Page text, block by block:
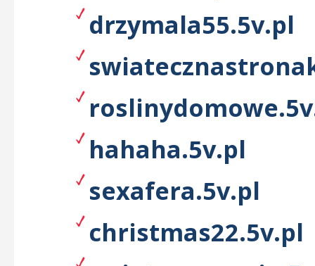
drzymala55.5v.pl
hahaha.5v.pl
sexafera.5v.pl
christmas22.5v.pl